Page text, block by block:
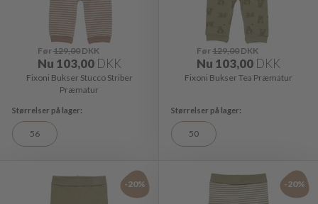
Før129,00DKK
Nu 103,00 DKK
Fixoni Bukser Stucco Striber
Præmatur
56
Før129,00 DKK
Nu 103,00 DKK
Fixoni Bukser Tea Præmatur
50
-20% -20%